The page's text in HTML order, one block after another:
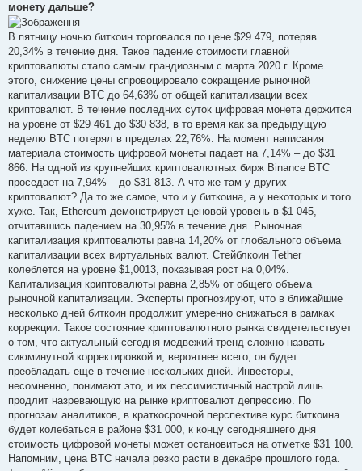
д
о
м
л
е
н
н
я
монету дальше?
В пятницу ночью биткоин торговался по цене $29 479, потеряв
20,34% в течение дня. Такое падение стоимости главной
криптовалюты стало самым грандиозным с марта 2020 г. Кроме
этого, снижение цены спровоцировало сокращение рыночной
капитализации BTC до 64,63% от общей капитализации всех
криптовалют. В течение последних суток цифровая монета держится
на уровне от $29 461 до $30 838, в то время как за предыдущую
неделю BTC потерял в пределах 22,76%. На момент написания
материала стоимость цифровой монеты падает на 7,14% – до $31
866. На одной из крупнейших криптовалютных бирж Binance BTC
проседает на 7,94% – до $31 813. А что же там у других
криптовалют? Да то же самое, что и у биткоина, а у некоторых и того
хуже. Так, Ethereum демонстрирует ценовой уровень в $1 045,
отчитавшись падением на 30,95% в течение дня. Рыночная
капитализация криптовалюты равна 14,20% от глобального объема
капитализации всех виртуальных валют. Стейблкоин Tether
колеблется на уровне $1,0013, показывая рост на 0,04%.
Капитализация криптовалюты равна 2,85% от общего объема
рыночной капитализации. Эксперты прогнозируют, что в ближайшие
несколько дней биткоин продолжит умеренно снижаться в рамках
коррекции. Такое состояние криптовалютного рынка свидетельствует
о том, что актуальный сегодня медвежий тренд сложно назвать
сиюминутной корректировкой и, вероятнее всего, он будет
преобладать еще в течение нескольких дней. Инвесторы,
несомненно, понимают это, и их пессимистичный настрой лишь
продлит назревающую на рынке криптовалют депрессию. По
прогнозам аналитиков, в краткосрочной перспективе курс биткоина
будет колебаться в районе $31 000, к концу сегодняшнего дня
стоимость цифровой монеты может остановиться на отметке $31 100.
Напомним, цена BTC начала резко расти в декабре прошлого года.